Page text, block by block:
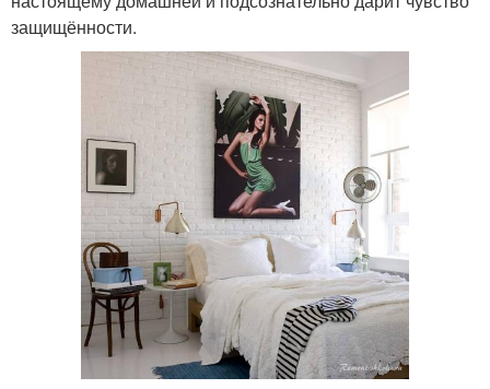
защищённости.